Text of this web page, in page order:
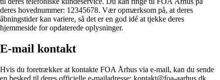
deres hovednummer: 12345678. Vær opmærksom på, at deres
åbningstider kan variere, så det er en god idé at tjekke deres
hjemmeside for opdaterede oplysninger.
E-mail kontakt
Hvis du foretrækker at kontakte FOA Århus via e-mail, kan du sende
en besked til deres officielle e-mailadresse: kontakt@foa-aarhus.dk.